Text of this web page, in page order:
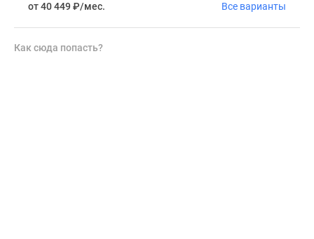
от 40 449 ₽/мес. Все варианты
Как сюда попасть?